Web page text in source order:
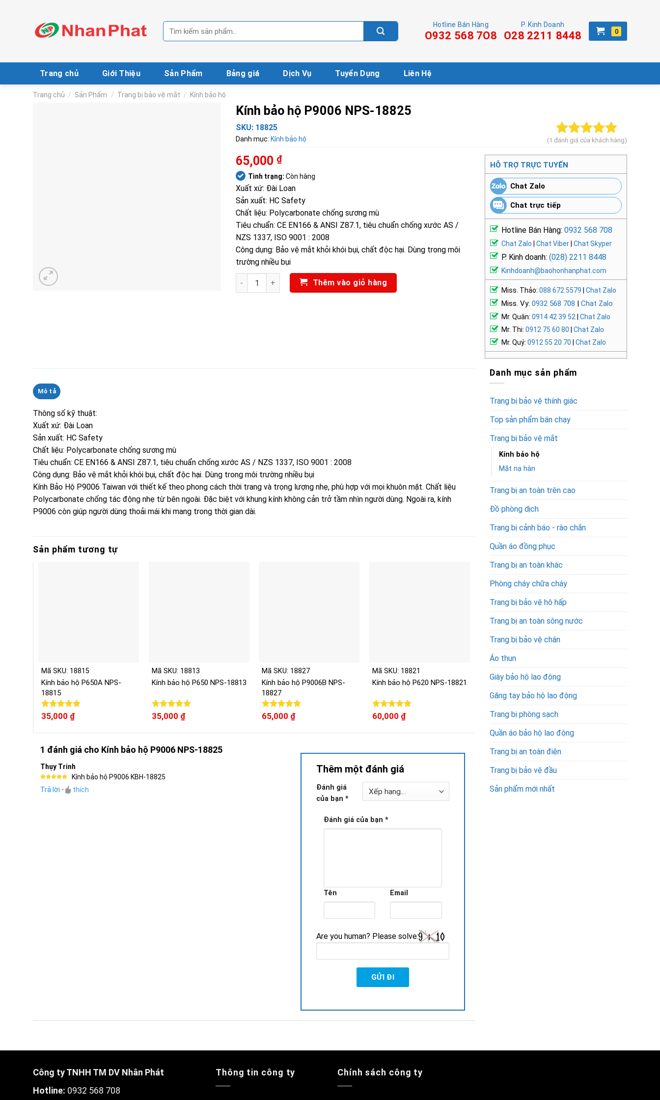
kiếm:
Hotline Bán Hàng
O932 568 7O8
P. Kinh Doanh
O28 2211 8448
Trang chủ Giới Thiệu Sản Phẩm Bảng giá Dịch Vụ Tuyển Dụng Liên Hệ
Trang chủ / Sản Phẩm / Trang bị bảo vệ mắt / Kính bảo hộ
Kính bảo hộ P9006 NPS-18825
SKU: 18825
Danh mục: Kính bảo hộ
5.00 trên 5
dựa trên
1
đánh giá
(1 đánh giá của khách hàng)
65,000 ₫
Tình trạng: Còn hàng
Xuất xứ: Đài Loan
Sản xuất: HC Safety
Chất liệu: Polycarbonate chống sương mù
Tiêu chuẩn: CE EN166 & ANSI Z87.1, tiêu chuẩn chống xước AS /
NZS 1337, ISO 9001 : 2008
Công dụng: Bảo vệ mắt khỏi khói bụi, chất độc hại. Dùng trong môi
trường nhiều bụi
Kính bảo hộ P9006 NPS-18825 số lượng
Thêm vào giỏ hàng
HỖ TRỢ TRỰC TUYẾN
Chat Zalo
Chat trực tiếp
Hotline Bán Hàng: 0932 568 708
Chat Zalo Chat Viber Chat Skyper
P. Kinh doanh: (028) 2211 8448
Kinhdoanh@baohonhanphat.com
Miss. Thảo: 088 672 5579 Chat Zalo
Miss. Vy: 0932 568 708 | Chat Zalo
Mr. Quân: 0914 42 39 52
Chat Zalo
Mr. Thi: 0912 75 60 80
Chat Zalo
Mr. Quý: 0912 55 20 70 Chat Zalo
Mô tả
Thông số kỹ thuật:
Xuất xứ: Đài Loan
Sản xuất: HC Safety
Chất liệu: Polycarbonate chống sương mù
Tiêu chuẩn: CE EN166 & ANSI Z87.1, tiêu chuẩn chống xước AS / NZS 1337, ISO 9001 : 2008
Công dụng: Bảo vệ mắt khỏi khói bụi, chất độc hại. Dùng trong môi trường nhiều bụi
Kính Bảo Hộ P9006 Taiwan với thiết kế theo phong cách thời trang và trọng lượng nhẹ, phù hợp với mọi khuôn mặt. Chất liệu
Polycarbonate chống tác động nhẹ từ bên ngoài. Đặc biệt với khung kính không cản trở tầm nhìn người dùng. Ngoài ra, kính
P9006 còn giúp người dùng thoải mái khi mang trong thời gian dài.
Sản phẩm tương tự
Mã SKU: 18815
Kính bảo hộ P650A NPS-
18815
Được xếp
hạng
5.00
35,000 ₫
Mã SKU: 18813
Kính bảo hộ P650 NPS-18813
Được xếp
hạng
5.00
35,000 ₫
Mã SKU: 18827
Kính bảo hộ P9006B NPS-
18827
Được xếp
hạng
5.00
65,000 ₫
Mã SKU: 18821
Kính bảo hộ P620 NPS-18821
Được xếp
hạng
5.00
60,000 ₫
Mã SKU: 16287
Bình nước rửa mắt di động
60 lít NPS-16287
Được xếp
5 sao
5,000,000₫
1 đánh giá cho Kính bảo hộ P9006 NPS-18825
Thụy Trinh
hạng55
Kính bảo hộ P9006 KBH-18825
Trả lời • thích
Thêm một đánh giá
Đánh giá
của bạn *
Đánh giá của bạn *
Tên Email
Are you human? Please solve:
Danh mục sản phẩm
Trang bị bảo vệ thính giác
Top sản phẩm bán chạy
Trang bị bảo vệ mắt
Kính bảo hộ
Mặt nạ hàn
Trang bị an toàn trên cao
Đồ phòng dịch
Trang bị cảnh báo - rào chắn
Quần áo đồng phục
Trang bị an toàn khác
Phòng cháy chữa cháy
Trang bị bảo vệ hô hấp
Trang bị an toàn sông nước
Trang bị bảo vệ chân
Áo thun
Giày bảo hộ lao động
Găng tay bảo hộ lao động
Trang bị phòng sạch
Quần áo bảo hộ lao động
Trang bị an toàn điện
Trang bị bảo vệ đầu
Sản phẩm mới nhất
Công ty TNHH TM DV Nhân Phát
Hotline: 0932 568 708
Thông tin công ty Chính sách công ty